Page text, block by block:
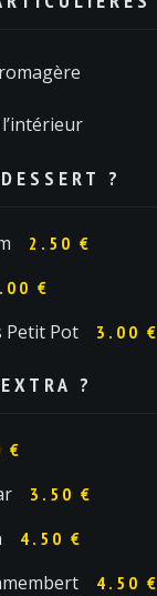
?
2.50 €
€
Petit Pot 3.00 €
?
€
3.50 €
4.50 €
4.50 €